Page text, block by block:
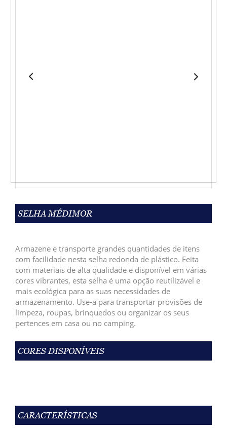
SELHA MÉDIMOR
Armazene e transporte grandes quantidades de itens
com facilidade nesta selha redonda de plástico. Feita
com materiais de alta qualidade e disponível em várias
cores vibrantes, esta selha é uma opção reutilizável e
mais ecológica para as suas necessidades de
armazenamento. Use-a para transportar provisões de
limpeza, roupas, brinquedos ou organizar os seus
pertences em casa ou no camping.
CORES DISPONÍVEIS
CARACTERÍSTICAS